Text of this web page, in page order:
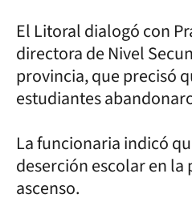
El Litoral dialogó con
directora de Nivel
provincia, que precisó
estudiantes
La funcionaria indicó
deserción escolar en
ascenso.